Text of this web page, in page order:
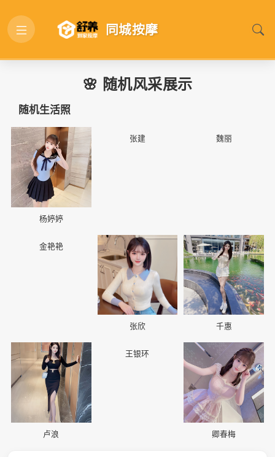
同城按摩
🌸 随机风采展示
随机生活照
📷
杨婷婷
张建 魏丽
金艳艳 📷
张欣
📷
千惠
📷
卢浪
王银环 📷
卿春梅